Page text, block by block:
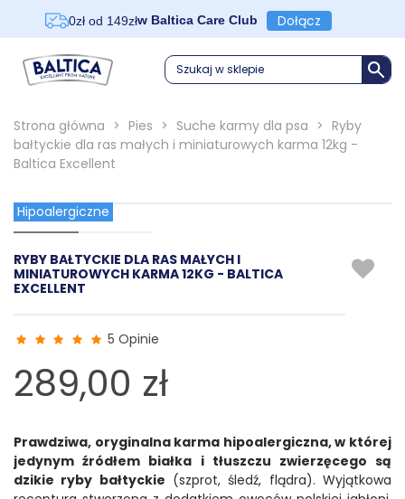
0zł od 149złw Baltica Care Club Dołącz
Szukaj w sklepie
Strona główna > Pies > Suche karmy dla psa > Ryby
bałtyckie dla ras małych i miniaturowych karma 12kg -
Baltica Excellent
Hipoalergiczne
RYBY BAŁTYCKIE DLA RAS MAŁYCH I
MINIATUROWYCH KARMA 12KG - BALTICA
EXCELLENT
5 Opinie
289,00 zł
Prawdziwa, oryginalna karma hipoalergiczna, w której
jedynym źródłem białka i tłuszczu zwierzęcego są
dzikie ryby bałtyckie (szprot, śledź, flądra). Wyjątkowa